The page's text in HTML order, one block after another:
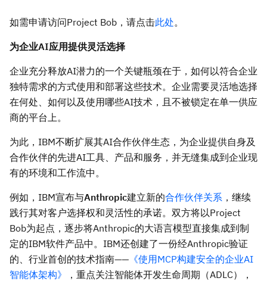
如需申请访问Project Bob，请点击此处。
为企业AI应用提供灵活选择
企业充分释放AI潜力的一个关键瓶颈在于，如何以符合企业
独特需求的方式使用和部署这些技术。企业需要灵活地选择
在何处、如何以及使用哪些AI技术，且不被锁定在单一供应
商的平台上。
为此，IBM不断扩展其AI合作伙伴生态，为企业提供自身及
合作伙伴的先进AI工具、产品和服务，并无缝集成到企业现
有的环境和工作流中。
例如，IBM宣布与Anthropic建立新的合作伙伴关系 ，继续
践行其对客户选择权和灵活性的承诺。双方将以Project
Bob为起点，逐步将Anthropic的大语言模型直接集成到制
定的IBM软件产品中。IBM还创建了一份经Anthropic验证
的、行业首创的技术指南—— 《使用MCP构建安全的企业AI
智能体架构》
，重点关注智能体开发生命周期（ADLC），